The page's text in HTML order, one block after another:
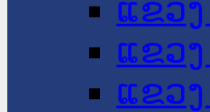
ແຂວ
ແຂວ
ແຂວ